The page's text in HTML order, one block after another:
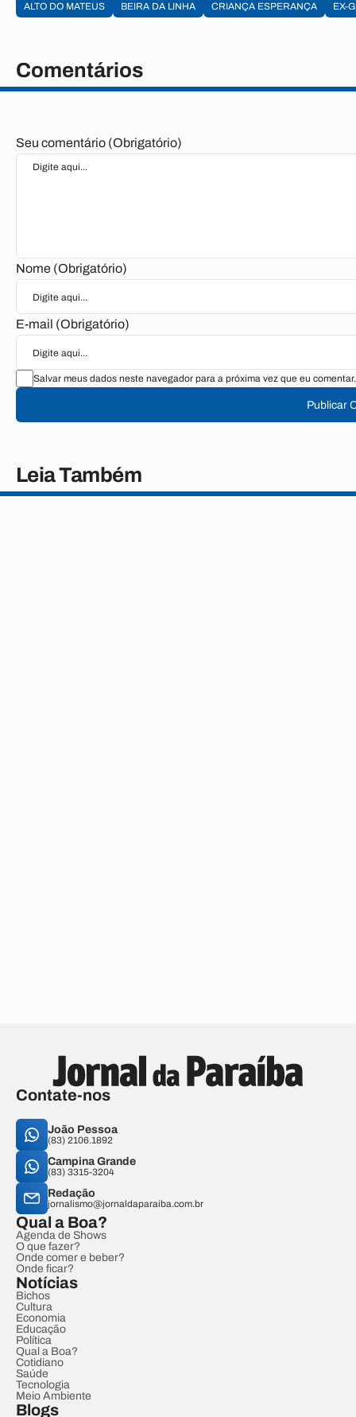
ALTO DO MATEUS BEIRA DA LINHA CRIANÇA ESPERANÇA EX-
Comentários
Seu comentário (Obrigatório)
Nome (Obrigatório)
E-mail (Obrigatório)
Salvar meus dados neste navegador para a próxima vez que eu comentar.
Publicar
Leia Também
Contate-nos
João Pessoa
(83) 2106.1892
Campina Grande
(83) 3315-3204
Redação
jornalismo@jornaldaparaiba.com.br
Qual a Boa?
Agenda de Shows
O que fazer?
Onde comer e beber?
Onde ficar?
Notícias
Bichos
Cultura
Economia
Educação
Política
Qual a Boa?
Cotidiano
Saúde
Tecnologia
Meio Ambiente
Blogs